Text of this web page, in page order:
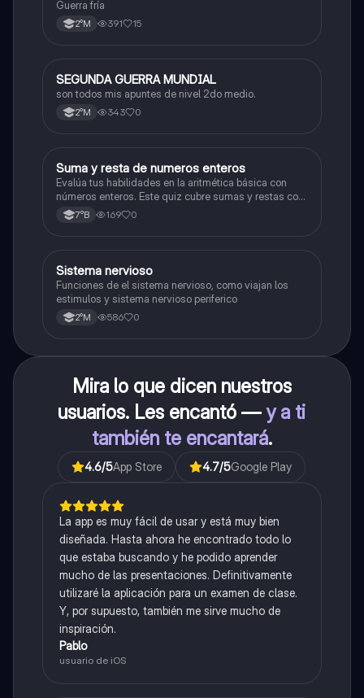
Guerra fría
2°M 391 15
Historia
SEGUNDA GUERRA MUNDIAL
son todos mis apuntes de nivel 2do medio.
2°M 343 0
SMatemáticas
Suma y resta de numeros enteros
Evalúa tus habilidades en la aritmética básica con
números enteros. Este quiz cubre sumas y restas con
números positivos y negativos.
7°B 169 0
SBiología
Sistema nervioso
Funciones de el sistema nervioso, como viajan los
estimulos y sistema nervioso periferico
2°M 586 0
Mira lo que dicen nuestros
usuarios. Les encantó —y a ti
también te encantará.
4.6/5App Store 4.7/5Google Play
La app es muy fácil de usar y está muy bien
diseñada. Hasta ahora he encontrado todo lo
que estaba buscando y he podido aprender
mucho de las presentaciones. Definitivamente
utilizaré la aplicación para un examen de clase.
Y, por supuesto, también me sirve mucho de
inspiración.
Pablo
usuario de iOS